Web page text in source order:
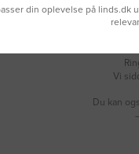
Vi
Du kan
din oplevelse på linds.dk